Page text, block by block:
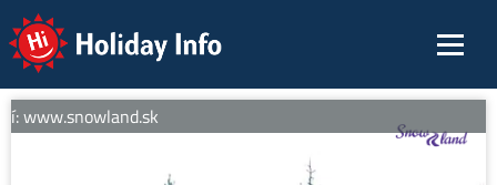
Holiday Info
www.snowland.sk